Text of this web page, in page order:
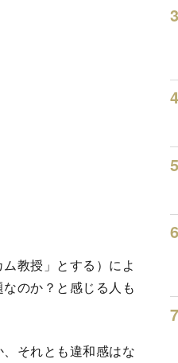
教授」とする）によ
のか？と感じる人も
それとも違和感はな